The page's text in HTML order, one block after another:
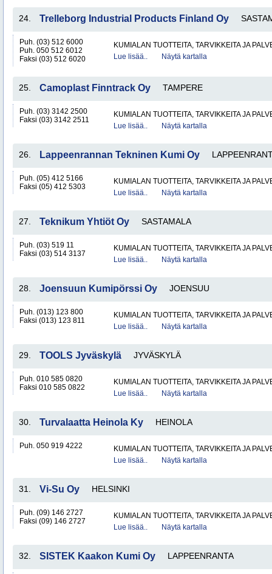
24. Trelleborg Industrial Products Finland Oy
Puh. (03) 512 6000
Puh. 050 512 6012
Faksi (03) 512 6020
KUMIALAN TUOTTEITA, TARVIKKEITA JA
Lue lisää..
Näytä kartalla
25. Camoplast Finntrack Oy TAMPERE
Puh. (03) 3142 2500
Faksi (03) 3142 2511
KUMIALAN TUOTTEITA, TARVIKKEITA JA
Lue lisää..
Näytä kartalla
26. Lappeenrannan Tekninen Kumi Oy
Puh. (05) 412 5166
Faksi (05) 412 5303
KUMIALAN TUOTTEITA, TARVIKKEITA JA
Lue lisää..
Näytä kartalla
27. Teknikum Yhtiöt Oy SASTAMALA
Puh. (03) 519 11
Faksi (03) 514 3137
KUMIALAN TUOTTEITA, TARVIKKEITA JA
Lue lisää..
Näytä kartalla
28. Joensuun Kumipörssi Oy JOENSUU
Puh. (013) 123 800
Faksi (013) 123 811
KUMIALAN TUOTTEITA, TARVIKKEITA JA
Lue lisää..
Näytä kartalla
29. TOOLS Jyväskylä JYVÄSKYLÄ
Puh. 010 585 0820
Faksi 010 585 0822
KUMIALAN TUOTTEITA, TARVIKKEITA JA
Lue lisää..
Näytä kartalla
30. Turvalaatta Heinola Ky HEINOLA
Puh. 050 919 4222
KUMIALAN TUOTTEITA, TARVIKKEITA JA
Lue lisää..
Näytä kartalla
31. Vi-Su Oy HELSINKI
Puh. (09) 146 2727
Faksi (09) 146 2727
KUMIALAN TUOTTEITA, TARVIKKEITA JA
Lue lisää..
Näytä kartalla
32. SISTEK Kaakon Kumi Oy LAPPEENRANTA